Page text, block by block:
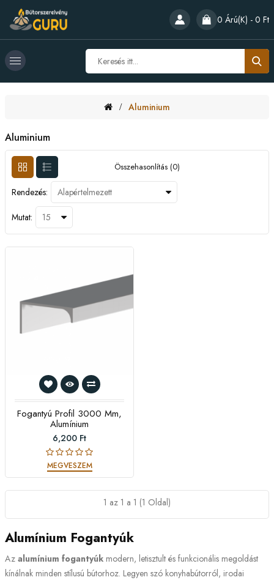
0 Árú(k) - 0 Ft
Aluminium
Aluminium
Összehasonlítás (0)
Rendezés:
Mutat:
Fogantyú Profil 3000 Mm,
Alumínium
6,200 Ft
MEGVESZEM
1 az 1 a 1 (1 Oldal)
Alumínium Fogantyúk
Az alumínium fogantyúk modern, letisztult és funkcionális megoldást
kínálnak minden stílusú bútorhoz. Legyen szó konyhabútorról, irodai